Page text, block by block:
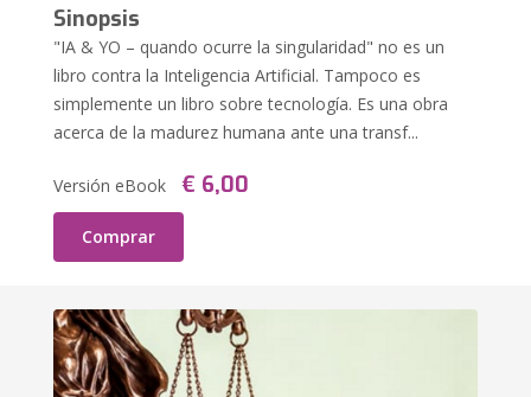
Sinopsis
"IA & YO – quando ocurre la singularidad" no es un
libro contra la Inteligencia Artificial. Tampoco es
simplemente un libro sobre tecnología. Es una obra
acerca de la madurez humana ante una transf...
Versión eBook € 6,00
Comprar